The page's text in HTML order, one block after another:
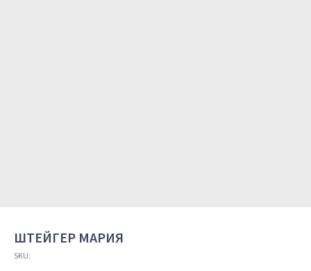
ШТЕЙГЕР МАРИЯ
SKU: